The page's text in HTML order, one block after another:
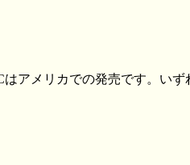
はアメリカでの発売です。い